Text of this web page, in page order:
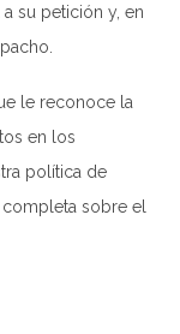
su petición y, en
le reconoce la
en los
política de
completa sobre el